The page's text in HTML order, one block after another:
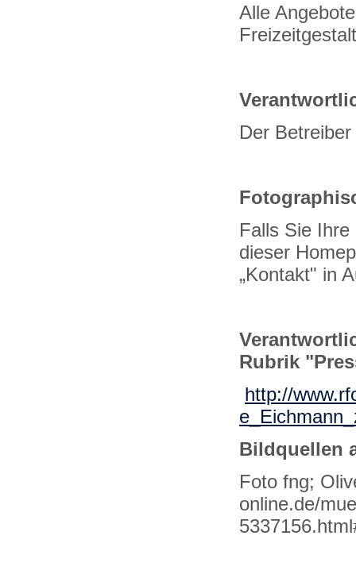
Alle
Der
Falls Sie
dieser
„Kontakt" in
Rubrik
http://
Bildquellen
Foto fng;
online.de/